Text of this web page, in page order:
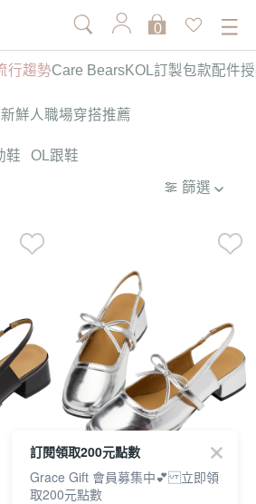
0
行趨勢Care BearsKOL訂製包款配件
新鮮人職場穿搭推薦
鞋 OL跟鞋
篩選
訂閱領取200元點數
Grace Gift 會員募集中💕 立即領
取200元點數